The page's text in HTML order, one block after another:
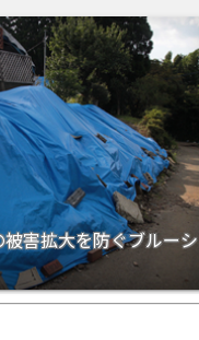
害拡大を防ぐブルーシ